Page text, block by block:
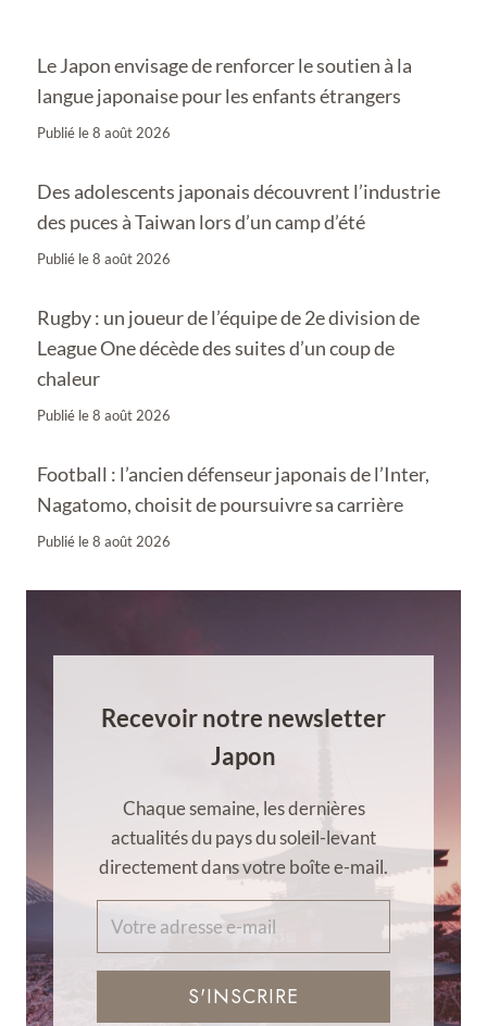
Le Japon envisage de renforcer le soutien à la
langue japonaise pour les enfants étrangers
Publié le8 août 2026
Des adolescents japonais découvrent l’industrie
des puces à Taiwan lors d’un camp d’été
Publié le8 août 2026
Rugby : un joueur de l’équipe de 2e division de
League One décède des suites d’un coup de
chaleur
Publié le8 août 2026
Football : l’ancien défenseur japonais de l’Inter,
Nagatomo, choisit de poursuivre sa carrière
Publié le8 août 2026
Recevoir notre newsletter
Japon
Chaque semaine, les dernières
actualités du pays du soleil-levant
directement dans votre boîte e-mail.
S'INSCRIRE